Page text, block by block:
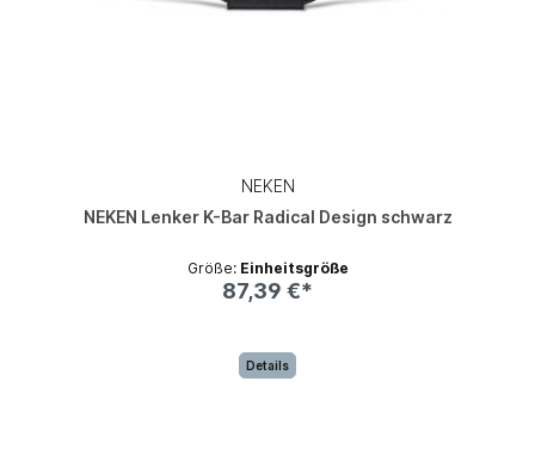
NEKEN
NEKEN Lenker K-Bar Radical Design schwarz
Größe: Einheitsgröße
87,39 €*
Details